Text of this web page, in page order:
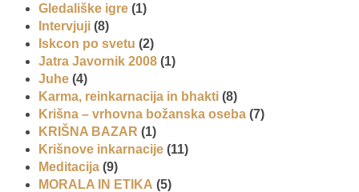
Gledališke igre (1)
Intervjuji (8)
Iskcon po svetu (2)
Jatra Javornik 2008 (1)
Juhe (4)
Karma, reinkarnacija in bhakti (8)
Krišna – vrhovna božanska oseba (7)
KRIŠNA BAZAR (1)
Krišnove inkarnacije (11)
Meditacija (9)
MORALA IN ETIKA (5)